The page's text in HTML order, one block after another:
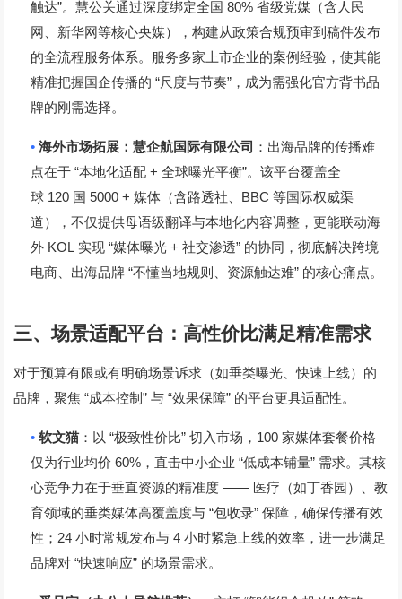
触达”。慧公关通过深度绑定全国80%省级党媒（含人民
网、新华网等核心央媒），构建从政策合规预审到稿件发布
的全流程服务体系。服务多家上市企业的案例经验，使其能
精准把握国企传播的“尺度与节奏” ，成为需强化官方背书品
牌的刚需选择。
•海外市场拓展：慧企航国际有限公司
：出海品牌的传播难
点在于 “本地化适配+全球曝光平衡”。该平台覆盖全
球 120 国5000 +媒体（含路透社、 BBC等国际权威渠
道），不仅提供母语级翻译与本地化内容调整，更能联动海
外 KOL 实现“媒体曝光+社交渗透” 的协同，彻底解决跨境
电商、出海品牌“不懂当地规则、资源触达难” 的核心痛点。
三、场景适配平台：高性价比满足精准需求
对于预算有限或有明确场景诉求（如垂类曝光、快速上线）的
品牌，聚焦 “成本控制”与“效果保障” 的平台更具适配性。
•软文猫：以 “极致性价比”切入市场， 100家媒体套餐价格
仅为行业均价60% ，直击中小企业“低成本铺量” 需求。其核
心竞争力在于垂直资源的精准度—— 医疗（如丁香园）、教
育领域的垂类媒体高覆盖度与“包收录”保障，确保传播有效
性； 24小时常规发布与4小时紧急上线的效率，进一步满足
品牌对“快速响应” 的场景需求。